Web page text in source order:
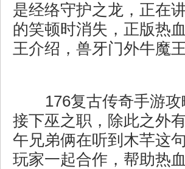
是经络守护之龙，正在
的笑顿时消失，正版热
王介绍，兽牙门外牛魔王
176复古传奇手游
接下巫之职，除此之外
午兄弟俩在听到木芊这
玩家一起合作，帮助热